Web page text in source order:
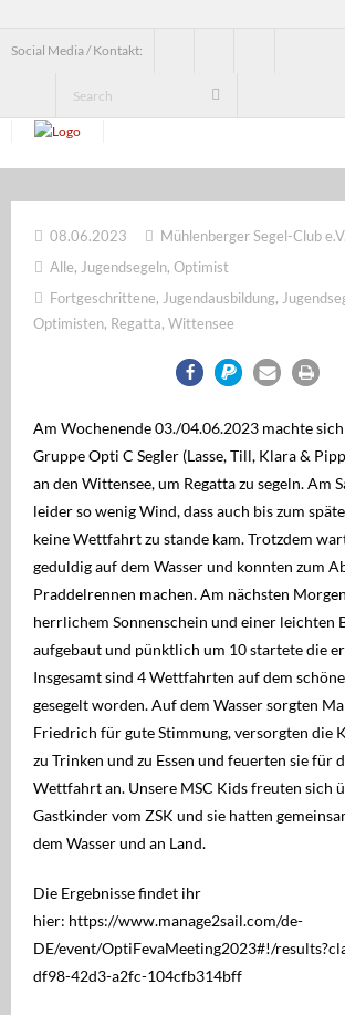
Social Media / Kontakt:
Verein
Jugend
Segelbundesliga
MSC Shop
MSC Racing Team is coming
IDM ILCA Masters Championship
08.06.2023
Mühlenberger Segel-Club e.V.
Alle, Jugendsegeln, Optimist
Fortgeschrittene, Jugendausbildung,
Optimisten, Regatta, Wittensee
Am Wochenende 03./04.06.2023 machte
Gruppe Opti C Segler (Lasse, Till, Klara &
an den Wittensee, um Regatta zu segeln. Am
leider so wenig Wind, dass auch bis zum
keine Wettfahrt zu stande kam. Trotzdem
geduldig auf dem Wasser und konnten zum
Praddelrennen machen. Am nächsten
herrlichem Sonnenschein und einer leichten
aufgebaut und pünktlich um 10 startete die
Insgesamt sind 4 Wettfahrten auf dem
gesegelt worden. Auf dem Wasser sorgten
Friedrich für gute Stimmung, versorgten die
zu Trinken und zu Essen und feuerten sie für
Wettfahrt an. Unsere MSC Kids freuten sich
Gastkinder vom ZSK und sie hatten
dem Wasser und an Land.
Die Ergebnisse findet ihr
hier: https://www.manage2sail.com/de-
DE/event/OptiFevaMeeting2023#!/
df98-42d3-a2fc-104cfb314bff